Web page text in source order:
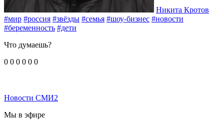
Никита Кротов
#мир #россия #звёзды #семья #шоу-бизнес #новости
#беременность #дети
Что думаешь?
0 0 0 0 0 0
Новости СМИ2
Мы в эфире